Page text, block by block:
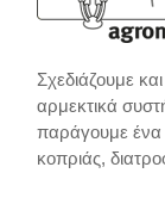
Σχεδιάζουμε
αρμεκτικά
παράγουμε ένα
κοπριάς,